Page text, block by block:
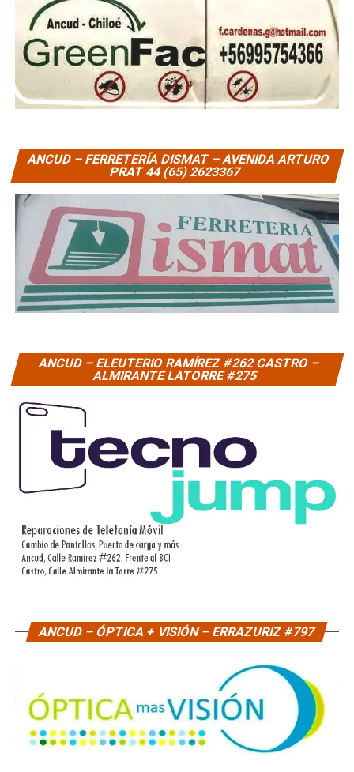
ANCUD – FERRETERÍA DISMAT – AVENIDA ARTURO
PRAT 44 (65) 2623367
ANCUD – ELEUTERIO RAMÍREZ #262 CASTRO –
ALMIRANTE LATORRE #275
ANCUD – ÓPTICA + VISIÓN – ERRAZURIZ #797